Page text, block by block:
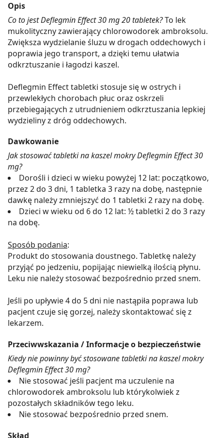
Opis
Co to jest Deflegmin Effect 30 mg 20 tabletek?To lek
mukolityczny zawierający chlorowodorek ambroksolu.
Zwiększa wydzielanie śluzu w drogach oddechowych i
poprawia jego transport, a dzięki temu ułatwia
odkrztuszanie i łagodzi kaszel.
Deflegmin Effect tabletki stosuje się w ostrych i
przewlekłych chorobach płuc oraz oskrzeli
przebiegających z utrudnieniem odkrztuszania lepkiej
wydzieliny z dróg oddechowych.
Dawkowanie
Jak stosować tabletki na kaszel mokry Deflegmin Effect 30
mg?
Dorośli i dzieci w wieku powyżej 12 lat: początkowo,
przez 2 do 3 dni, 1 tabletka 3 razy na dobę, następnie
dawkę należy zmniejszyć do 1 tabletki 2 razy na dobę.
Dzieci w wieku od 6 do 12 lat: ½ tabletki 2 do 3 razy
na dobę.
Sposób podania:
Produkt do stosowania doustnego. Tabletkę należy
przyjąć po jedzeniu, popijając niewielką ilością płynu.
Leku nie należy stosować bezpośrednio przed snem.
Jeśli po upływie 4 do 5 dni nie nastąpiła poprawa lub
pacjent czuje się gorzej, należy skontaktować się z
lekarzem.
Przeciwwskazania / Informacje o bezpieczeństwie
Kiedy nie powinny być stosowane tabletki na kaszel mokry
Deflegmin Effect 30 mg?
Nie stosować jeśli pacjent ma uczulenie na
chlorowodorek ambroksolu lub którykolwiek z
pozostałych składników tego leku.
Nie stosować bezpośrednio przed snem.
Skład